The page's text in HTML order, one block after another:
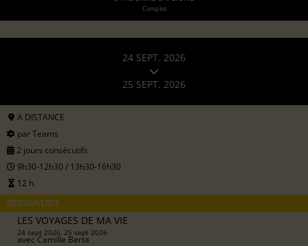
Complet
24 SEPT. 2026
25 SEPT. 2026
A DISTANCE
par Teams
2 jours consécutifs
9h30-12h30 / 13h30-16h30
12 h.
DÉCOUVERTE
LES VOYAGES DE MA VIE
24 sept 2026, 25 sept 2026
avecCamille Berta